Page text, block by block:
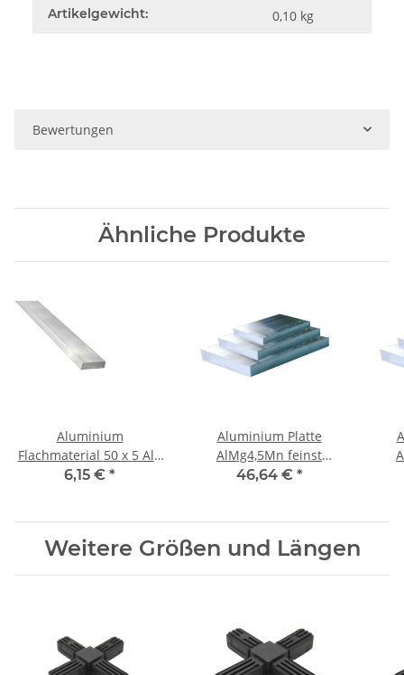
Artikelgewicht: 0,10 kg
Bewertungen
Ähnliche Produkte
Aluminium
Flachmaterial 50 x 5 Alu
Flachstange 500 mm ±
6,15 € *
Aluminium Platte
AlMg4,5Mn feinst
gefräst 20 mm x 300 mm
46,64 € *
Weitere Größen und Längen